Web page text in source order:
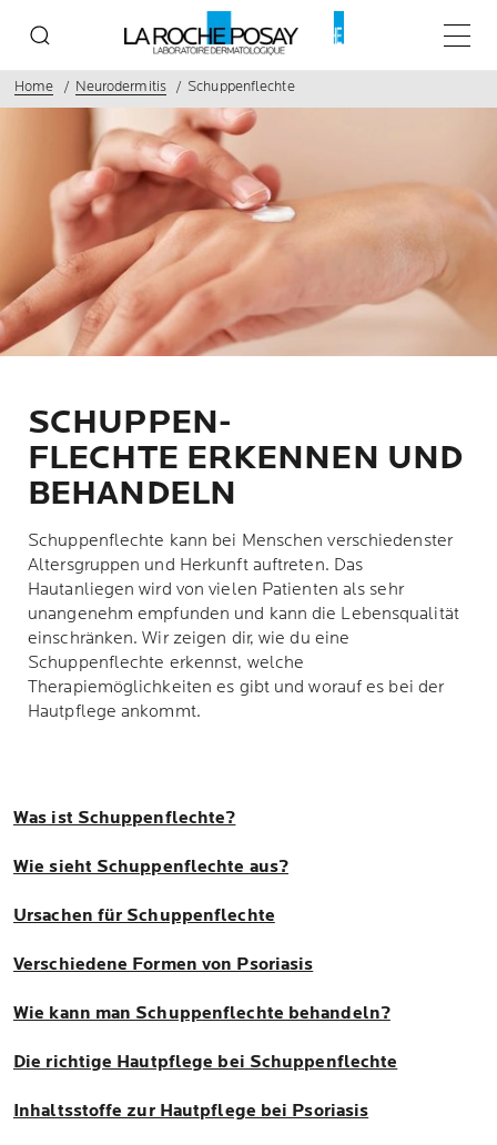
Home Neurodermitis Schuppenflechte
SCHUPPEN-
FLECHTE ERKENNEN UND
BEHANDELN
Schuppenflechte kann bei Menschen verschiedenster
Altersgruppen und Herkunft auftreten. Das
Hautanliegen wird von vielen Patienten als sehr
unangenehm empfunden und kann die Lebensqualität
einschränken. Wir zeigen dir, wie du eine
Schuppenflechte erkennst, welche
Therapiemöglichkeiten es gibt und worauf es bei der
Hautpflege ankommt.
Was ist Schuppenflechte?
Wie sieht Schuppenflechte aus?
Ursachen für Schuppenflechte
Verschiedene Formen von Psoriasis
Wie kann man Schuppenflechte behandeln?
Die richtige Hautpflege bei Schuppenflechte
Inhaltsstoffe zur Hautpflege bei Psoriasis